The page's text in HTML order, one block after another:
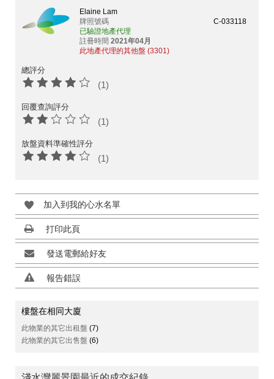
Elaine Lam
牌照號碼
C-033118
已驗證地產代理
註冊時間 2021年04月
此地產代理的其他盤 (3301)
總評分
(1)
回覆查詢評分
(1)
放盤資料準確性評分
(1)
加入到我的心水名單
打印此頁
發送電郵給好友
報告錯誤
樓盤在相同大廈
此物業的其它出租盤 (7)
此物業的其它出售盤 (6)